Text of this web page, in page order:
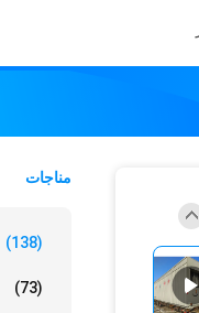
مناجات
(138)
(73)